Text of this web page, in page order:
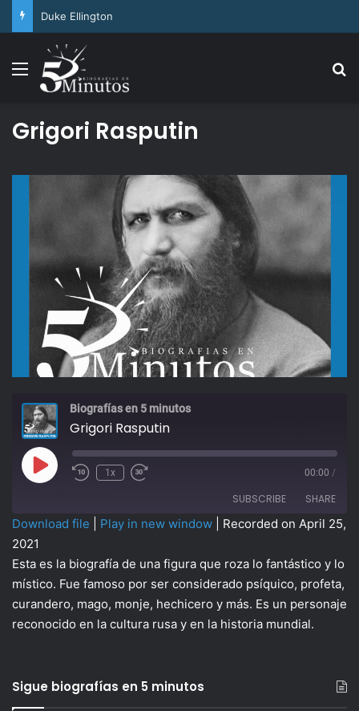
Arthur Ashe
Menu
Grigori Rasputin
Biografías en 5 minutos
Grigori Rasputin
Play
Episode
1x 00:00 /
SUBSCRIBE SHARE
RSS FEED
SHARE
LINK
EMBED
Download file Play in new window
Recorded on April 25,
2021
Esta es la biografía de una figura que roza lo fantástico y lo
místico. Fue famoso por ser considerado psíquico, profeta,
curandero, mago, monje, hechicero y más. Es un personaje
reconocido en la cultura rusa y en la historia mundial.
Sigue biografías en 5 minutos